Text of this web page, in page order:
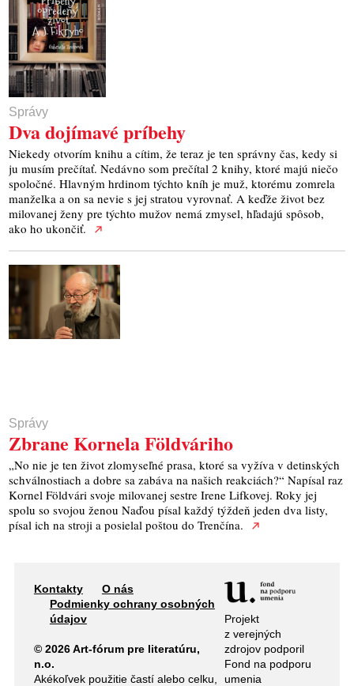
Správy
Dva dojímavé príbehy
Niekedy otvorím knihu a cítim, že teraz je ten správny čas, kedy si
ju musím prečítať. Nedávno som prečítal 2 knihy, ktoré majú niečo
spoločné. Hlavným hrdinom týchto kníh je muž, ktorému zomrela
manželka a on sa nevie s jej stratou vyrovnať. A keďže život bez
milovanej ženy pre týchto mužov nemá zmysel, hľadajú spôsob,
ako ho ukončiť.
Správy
Zbrane Kornela Földváriho
„No nie je ten život zlomyseľné prasa, ktoré sa vyžíva v detinských
schválnostiach a dobre sa zabáva na našich reakciách?“ Napísal raz
Kornel Földvári svoje milovanej sestre Irene Lifkovej. Roky jej
spolu so svojou ženou Naďou písal každý týždeň jeden dva listy,
písal ich na stroji a posielal poštou do Trenčína.
Kontakty
O nás
Podmienky ochrany osobných
údajov
© 2026 Art-fórum pre literatúru,
n.o.
Akékoľvek použitie častí alebo celku,
Projekt
z verejných
zdrojov podporil
Fond na podporu
umenia